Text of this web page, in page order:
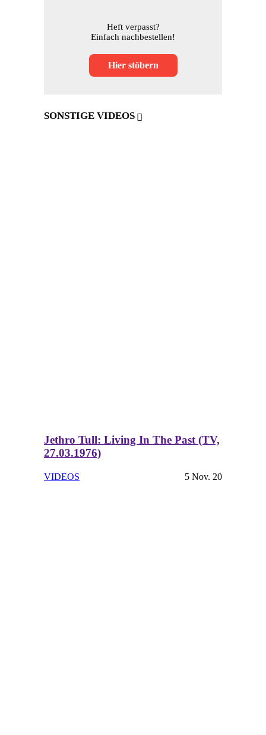
Heft verpasst?
Einfach nachbestellen!
Hier stöbern
SONSTIGE VIDEOS
Jethro Tull: Living In The Past (TV,
27.03.1976)
VIDEOS 5 Nov. 20